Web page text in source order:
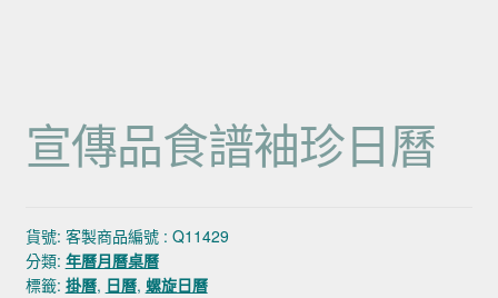
宣傳品食譜袖珍日曆
貨號: 客製商品編號 : Q11429
分類: 年曆月曆桌曆
標籤: 掛曆, 日曆, 螺旋日曆